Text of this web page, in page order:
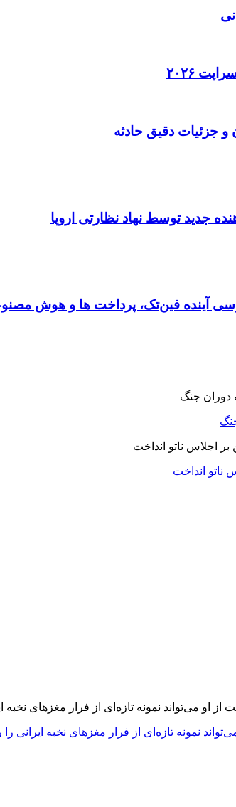
ناتو انداخت
نمونه تازه‌ای از فرار مغزهای نخبه ایرانی را